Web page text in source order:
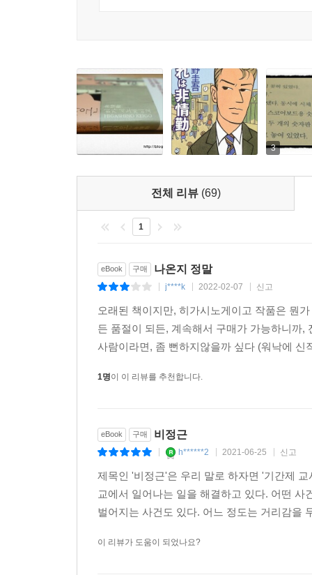
3
전체 리뷰 (69)
1
eBook 구매 나온지 정말
j****k 2022-02-07 신고
오래된 책이지만, 히가시노게이고 작품은 뭔
든 품절이 되든, 계속해서 구매가 가능하니까
사람이라면, 좀 뻔하지않을까 싶다 (워낙에
1명이 이 리뷰를 추천합니다.
eBook 구매 비정근
h******2 2021-06-25 신고
제목인 '비정근'은 우리 말로 하자면 '기간제
교에서 일어나는 일을 해결하고 있다. 어떤
벌어지는 사건도 있다. 어느 정도는 거리감을
이 리뷰가 도움이 되었나요?